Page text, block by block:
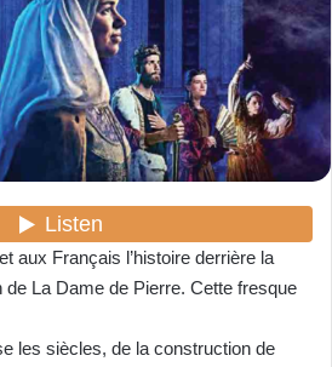
aux Français l’histoire derrière la
de La Dame de Pierre. Cette fresque
les siècles, de la construction de